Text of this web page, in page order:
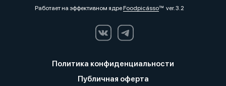
Работает на эффективном ядреFoodpicássover. 3.2
Политика конфиденциальности
Публичная оферта